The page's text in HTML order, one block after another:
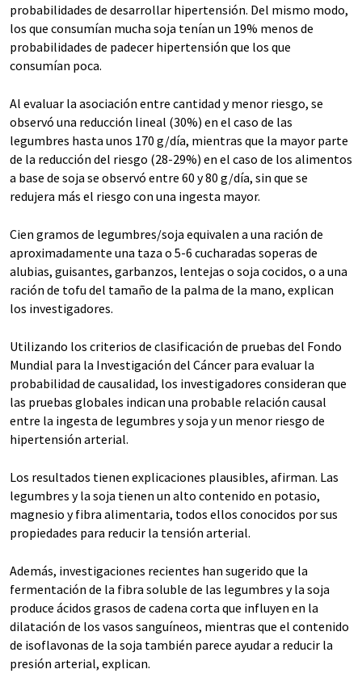
probabilidades de desarrollar hipertensión. Del mismo modo,
los que consumían mucha soja tenían un 19% menos de
probabilidades de padecer hipertensión que los que
consumían poca.
Al evaluar la asociación entre cantidad y menor riesgo, se
observó una reducción lineal (30%) en el caso de las
legumbres hasta unos 170 g/día, mientras que la mayor parte
de la reducción del riesgo (28-29%) en el caso de los alimentos
a base de soja se observó entre 60 y 80 g/día, sin que se
redujera más el riesgo con una ingesta mayor.
Cien gramos de legumbres/soja equivalen a una ración de
aproximadamente una taza o 5-6 cucharadas soperas de
alubias, guisantes, garbanzos, lentejas o soja cocidos, o a una
ración de tofu del tamaño de la palma de la mano, explican
los investigadores.
Utilizando los criterios de clasificación de pruebas del Fondo
Mundial para la Investigación del Cáncer para evaluar la
probabilidad de causalidad, los investigadores consideran que
las pruebas globales indican una probable relación causal
entre la ingesta de legumbres y soja y un menor riesgo de
hipertensión arterial.
Los resultados tienen explicaciones plausibles, afirman. Las
legumbres y la soja tienen un alto contenido en potasio,
magnesio y fibra alimentaria, todos ellos conocidos por sus
propiedades para reducir la tensión arterial.
Además, investigaciones recientes han sugerido que la
fermentación de la fibra soluble de las legumbres y la soja
produce ácidos grasos de cadena corta que influyen en la
dilatación de los vasos sanguíneos, mientras que el contenido
de isoflavonas de la soja también parece ayudar a reducir la
presión arterial, explican.